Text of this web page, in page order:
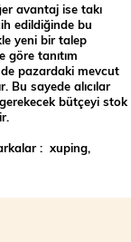
avantaj ise takı
edildiğinde bu
yeni bir talep
tanıtım
pazardaki mevcut
Bu sayede alıcılar
bütçeyi stok
: xuping,